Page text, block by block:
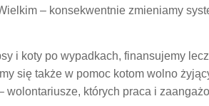
– konsekwentnie zmieniamy
i koty po wypadkach, finansujemy
się także w pomoc kotom wolno
których praca i